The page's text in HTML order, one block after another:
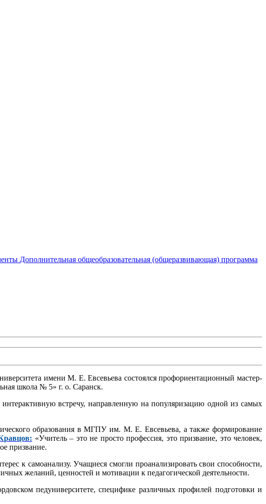
Дополнительная общеобразовательная (общеразвивающая) программа
имени М. Е. Евсевьева состоялся профориентационный мастер-
школа № 5» г. о. Саранск.
встречу, направленную на популяризацию одной из самых
образования в МГПУ им. М. Е. Евсевьева, а также формирование
«Учитель – это не просто профессия, это призвание, это человек,
призвание.
к самоанализу. Учащиеся смогли проанализировать свои способности,
желаний, ценностей и мотивации к педагогической деятельности.
педуниверситете, специфике различных профилей подготовки и